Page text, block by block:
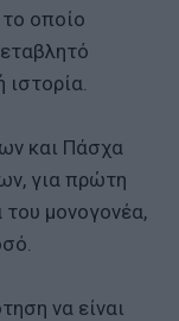
οποίο
και Πάσχα
για πρώτη
του μονογονέα,
να είναι